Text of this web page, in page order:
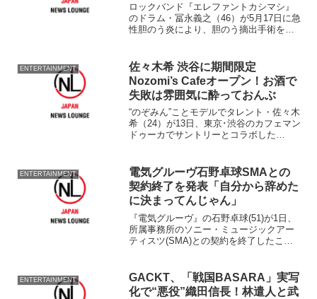
ロックバンド『エレファントカシマシ』
のドラム・冨永義之（46）が5月17日に急
性胆のう炎により、胆のう摘出手術を受
た。 冨永は現在もまだ入院中という
が、手術後の経過は良好...
ENTERTAINMENT
佐々木希 渋谷に期間限定
Nozomi’s Cafeオープン！お酒で
失敗は雰囲気に酔っておんぶ
“のぞみん”ことモデルでタレント・佐々木
希（24）が13日、東京･渋谷のカフェマン
ドゥーカでサントリーとコラボした
岡田圭右（43）とともに出席した。 サ
ン...
ENTERTAINMENT
電気グルーヴ石野卓球SMAとの
契約終了を発表「自分から辞めた
に決まってんじゃん」
『電気グルーヴ』の石野卓球(51)が1日、
所属事務所のソニー・ミュージックアー
ティスツ(SMA)との契約を終了したこと
ENTERTAINMENT
GACKT、「戦国BASARA」実写
化で“悪役”織田信長！林遣人と武